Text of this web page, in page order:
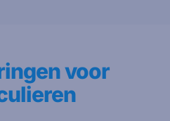
voor